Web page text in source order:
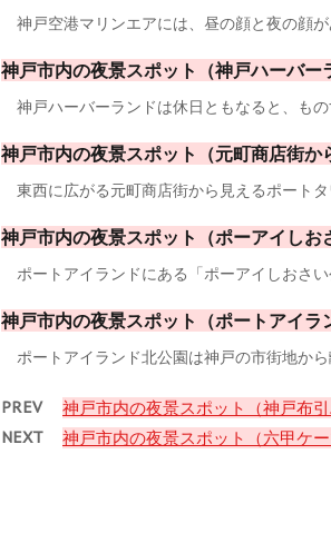
神戸空港マリンエアには、昼の顔と夜の顔
神戸市内の夜景スポット（神戸ハーバー
神戸ハーバーランドは休日ともなると、も
神戸市内の夜景スポット（元町商店街か
東西に広がる元町商店街から見えるポート
神戸市内の夜景スポット（ポーアイしお
ポートアイランドにある「ポーアイしおさ
神戸市内の夜景スポット（ポートアイラ
ポートアイランド北公園は神戸の市街地か
PREV 神戸市内の夜景スポット（神戸布
NEXT 神戸市内の夜景スポット（六甲ケ